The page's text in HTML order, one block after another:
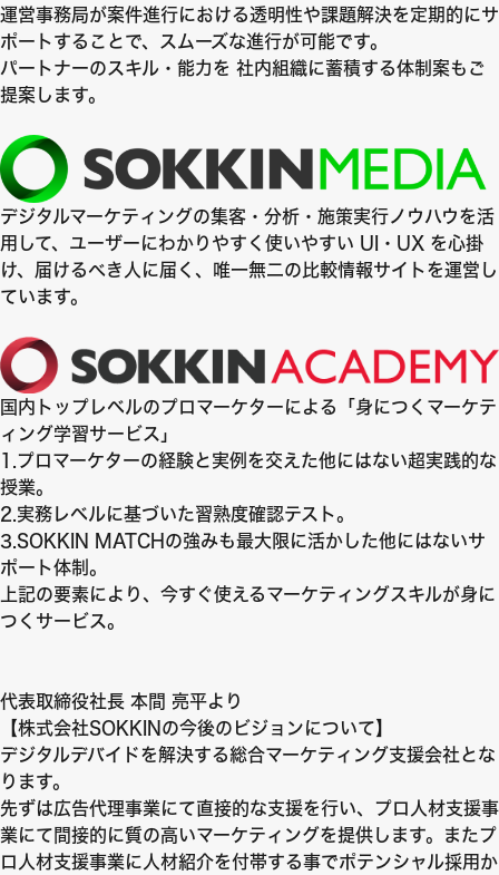
運営事務局が案件進行における透明性や課題解決を定期的にサ
ポートすることで、スムーズな進行が可能です。
パートナーのスキル・能力を 社内組織に蓄積する体制案もご
提案します。
デジタルマーケティングの集客・分析・施策実行ノウハウを活
用して、ユーザーにわかりやすく使いやすい UI・UX を心掛
け、届けるべき人に届く、唯一無二の比較情報サイトを運営し
ています。
国内トップレベルのプロマーケターによる「身につくマーケテ
ィング学習サービス」
1.プロマーケターの経験と実例を交えた他にはない超実践的な
授業。
2.実務レベルに基づいた習熟度確認テスト。
3.SOKKIN MATCHの強みも最大限に活かした他にはないサ
ポート体制。
上記の要素により、今すぐ使えるマーケティングスキルが身に
つくサービス。
代表取締役社長 本間 亮平より
【株式会社SOKKINの今後のビジョンについて】
デジタルデバイドを解決する総合マーケティング支援会社とな
ります。
先ずは広告代理事業にて直接的な支援を行い、プロ人材支援事
業にて間接的に質の高いマーケティングを提供します。またプ
ロ人材支援事業に人材紹介を付帯する事でポテンシャル採用か